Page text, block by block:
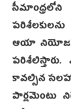
‌ఆయా
పరిశీలిస్తారు.
కావల్సిన
పార్లమెంటు